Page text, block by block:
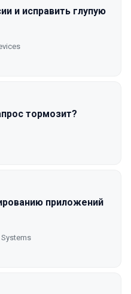
и исправить глупую
тормозит?
приложений